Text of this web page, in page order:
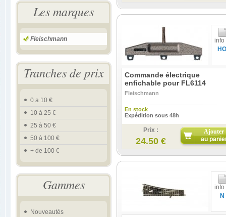
Les marques
Fleischmann
Tranches de prix
0 a 10 €
10 à 25 €
25 à 50 €
50 à 100 €
+ de 100 €
Gammes
Nouveautés
info
HO
Commande électrique
enfichable pour FL6114
Fleischmann
En stock
Expédition sous 48h
Prix :
24.50 €
Ajouter
au
info
N